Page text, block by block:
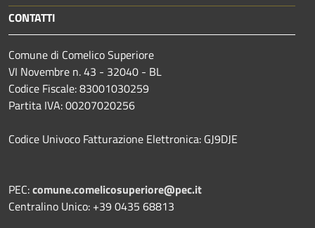
CONTATTI
Comune di Comelico Superiore
VI Novembre n. 43 - 32040 - BL
Codice Fiscale: 83001030259
Partita IVA: 00207020256
Codice Univoco Fatturazione Elettronica: GJ9DJE
PEC:comune.comelicosuperiore@pec.it
Centralino Unico: +39 0435 68813